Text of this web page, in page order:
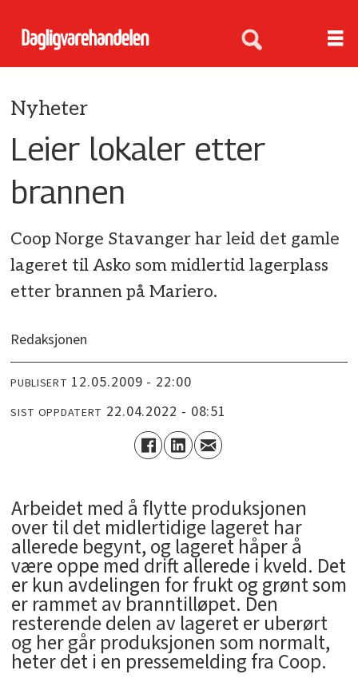
Nyheter
Leier lokaler etter
brannen
Coop Norge Stavanger har leid det gamle
lageret til Asko som midlertid lagerplass
etter brannen på Mariero.
Redaksjonen
PUBLISERT 12.05.2009 - 22:00
SIST OPPDATERT 22.04.2022 - 08:51
Arbeidet med å flytte produksjonen
over til det midlertidige lageret har
allerede begynt, og lageret håper å
være oppe med drift allerede i kveld. Det
er kun avdelingen for frukt og grønt som
er rammet av branntilløpet. Den
resterende delen av lageret er uberørt
og her går produksjonen som normalt,
heter det i en pressemelding fra Coop.